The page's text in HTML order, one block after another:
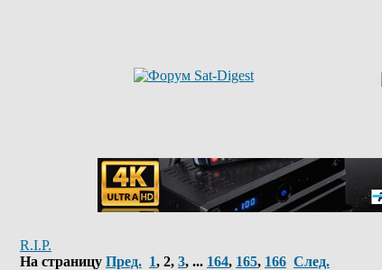
R.I.P.
На страницу Пред. 1, 2, 3, ... 164, 165, 166 След.